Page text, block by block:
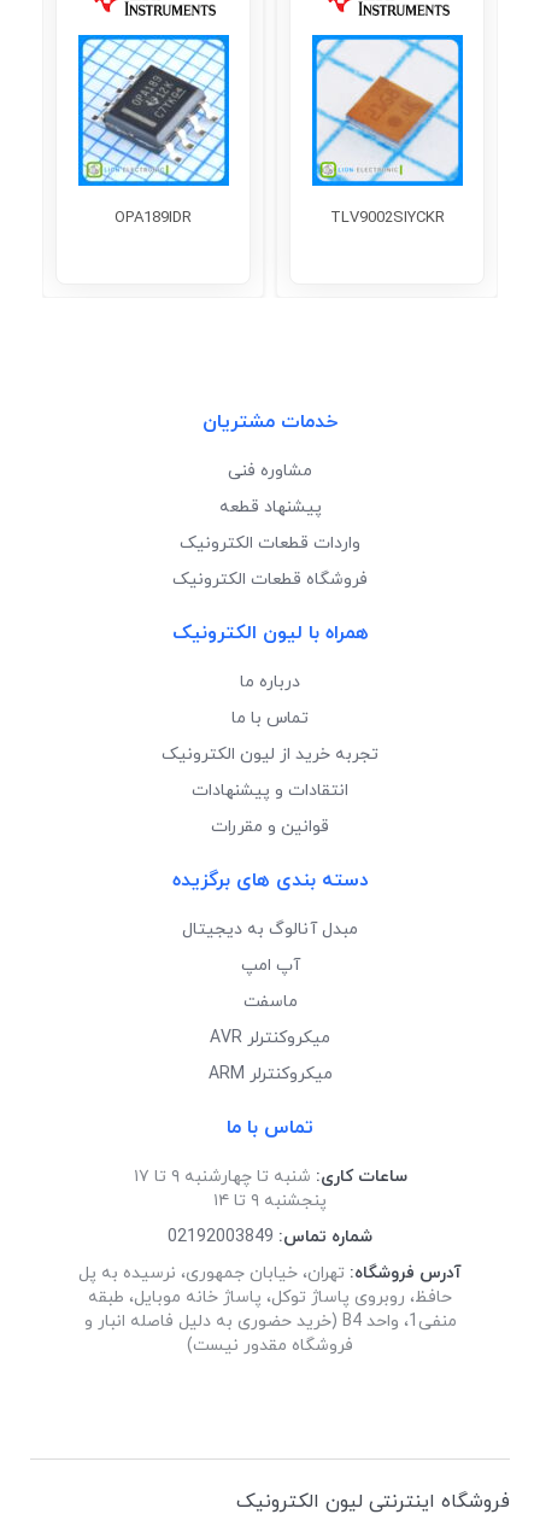
TLV9002SIYCKR
OPA189IDR
خدمات مشتریان
مشاوره فنی
پیشنهاد قطعه
واردات قطعات الکترونیک
فروشگاه قطعات الکترونیک
همراه با لیون الکترونیک
درباره ما
تماس با ما
تجربه خرید از لیون الکترونیک
انتقادات و پیشنهادات
قوانین و مقررات
دسته بندی های برگزیده
مبدل آنالوگ به دیجیتال
آپ امپ
ماسفت
میکروکنترلر AVR
میکروکنترلر ARM
تماس با ما
ساعات کاری: شنبه تا چهارشنبه ۹ تا ۱۷
پنجشنبه ۹ تا ۱۴
شماره تماس: 02192003849
آدرس فروشگاه: تهران، خیابان جمهوری، نرسیده به پل
حافظ، روبروی پاساژ توکل، پاساژ خانه موبایل، طبقه
منفی1، واحد B4 (خرید حضوری به دلیل فاصله انبار و
فروشگاه مقدور نیست)
فروشگاه اینترنتی لیون الکترونیک